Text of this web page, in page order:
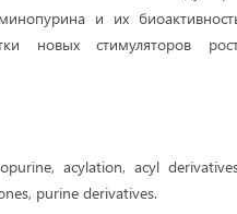
и их
новых стимуляторов
acylation, acyl
purine derivatives.